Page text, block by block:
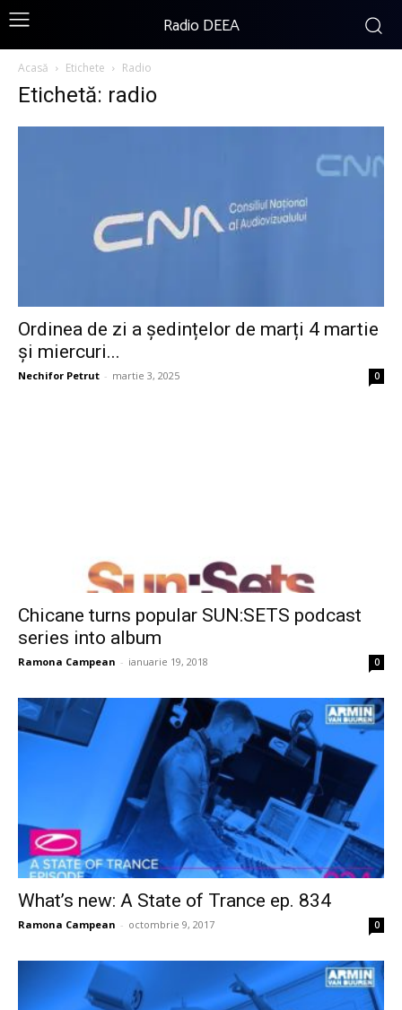
Radio DEEA
Acasă Etichete Radio
Etichetă: radio
Ordinea de zi a şedințelor de marți 4 martie
și miercuri...
Nechifor Petrut - martie 3, 2025 0
Chicane turns popular SUN:SETS podcast
series into album
Ramona Campean - ianuarie 19, 2018 0
What’s new: A State of Trance ep. 834
Ramona Campean - octombrie 9, 2017 0